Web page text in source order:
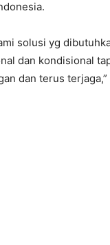
solusi yg
dan kondisional
dan terus